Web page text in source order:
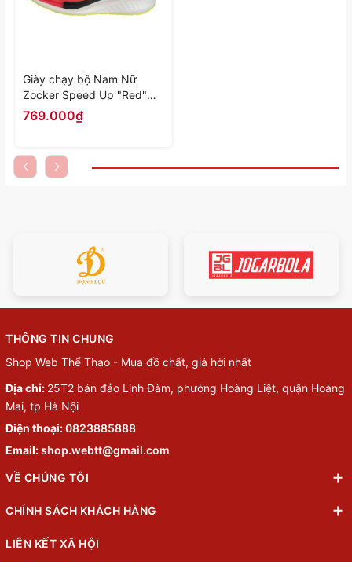
Giày chạy bộ Nam Nữ
Zocker Speed Up "Red"
KOJI00000426 - Hàng
Chính Hãng
769.000₫
THÔNG TIN CHUNG
Shop Web Thể Thao - Mua đồ chất, giá hời nhất
Địa chỉ: 25T2 bán đảo Linh Đàm, phường Hoàng Liệt, quận Hoàng
Mai, tp Hà Nội
Điện thoại:0823885888
Email:shop.webtt@gmail.com
VỀ CHÚNG TÔI
CHÍNH SÁCH KHÁCH HÀNG
LIÊN KẾT XÃ HỘI